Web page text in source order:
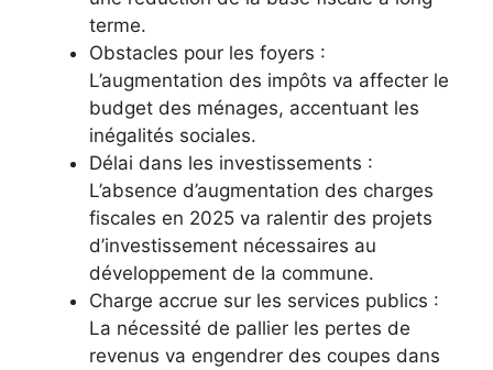
terme.
Obstacles pour les foyers :
L’augmentation des impôts va affecter le
budget des ménages, accentuant les
inégalités sociales.
Délai dans les investissements :
L’absence d’augmentation des charges
fiscales en 2025 va ralentir des projets
d’investissement nécessaires au
développement de la commune.
Charge accrue sur les services publics :
La nécessité de pallier les pertes de
revenus va engendrer des coupes dans